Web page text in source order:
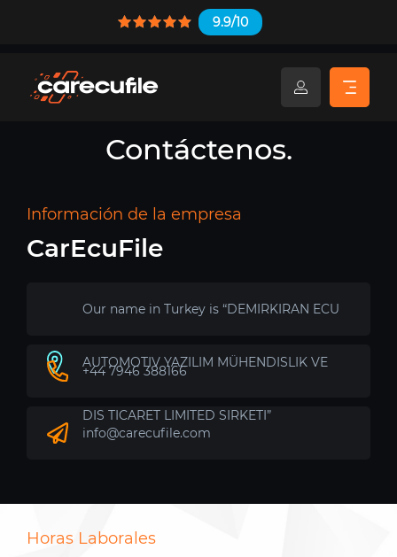
9.9/10
Contáctenos.
Información de la empresa
CarEcuFile
Our name in Turkey is “DEMIRKIRAN ECU
AUTOMOTIV YAZILIM MÜHENDISLIK VE
DIS TICARET LIMITED SIRKETI”
+44 7946 388166
info@carecufile.com
Horas Laborales